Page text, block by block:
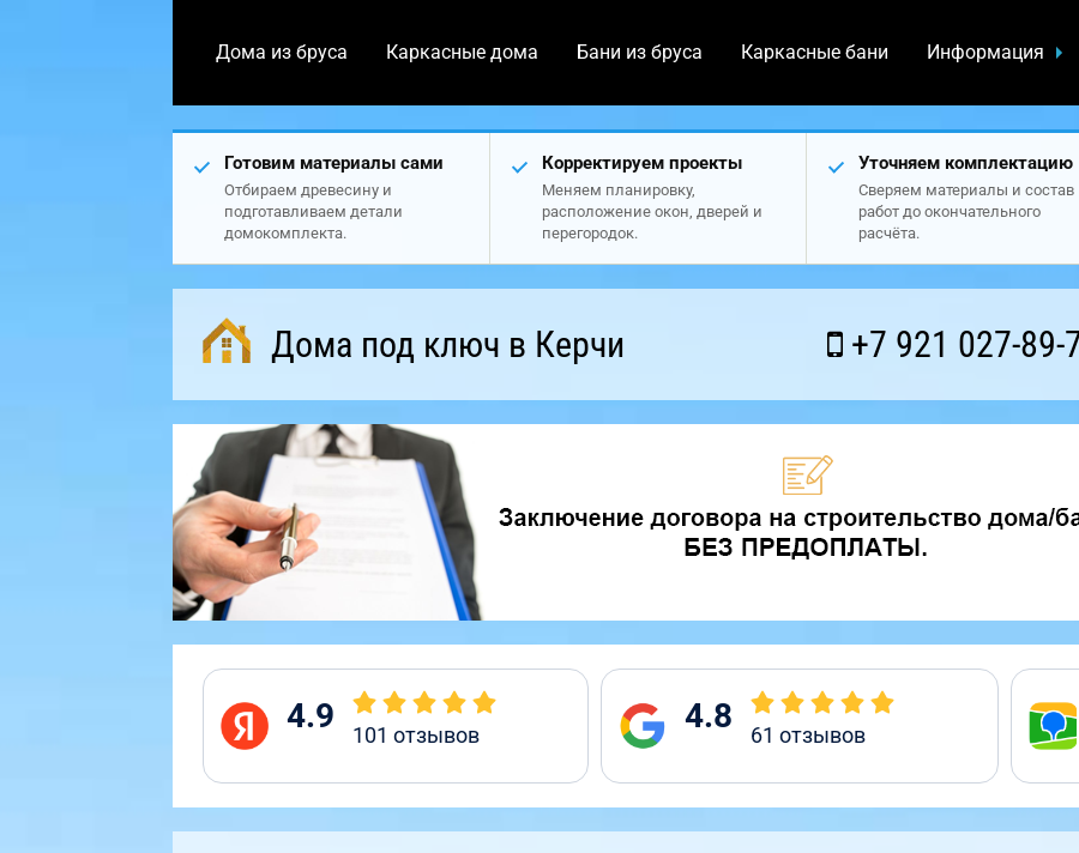
Дома из бруса Каркасные дома Бани из бруса Каркасные бани Информация
Готовим материалы сами
Отбираем древесину и
подготавливаем детали
домокомплекта.
Корректируем проекты
Меняем планировку,
расположение окон, дверей и
перегородок.
Уточняем комплектацию
Сверяем материалы и состав
работ до окончательного
расчёта.
Дома под ключ в Керчи +7 921 027-89-
4.9 101 отзывов 4.8 61 отзывов